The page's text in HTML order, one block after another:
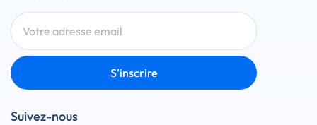
S'inscrire
Suivez-nous